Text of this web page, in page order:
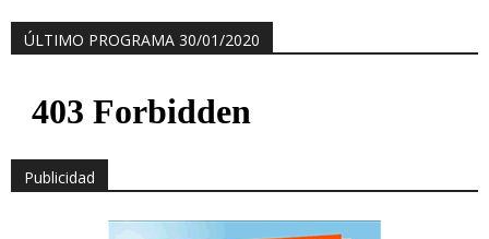
ÚLTIMO PROGRAMA 30/01/2020
Publicidad